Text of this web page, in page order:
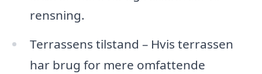
rensning.
Terrassens tilstand – Hvis terrassen
har brug for mere omfattende